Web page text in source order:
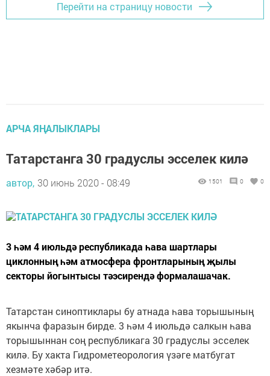
Перейти на страницу новости
АРЧА ЯҢАЛЫКЛАРЫ
Татарстанга 30 градуслы эсселек килә
автор, 30 июнь 2020 - 08:49 1501 0 0
3 һәм 4 июльдә республикада һава шартлары
циклонның һәм атмосфера фронтларының җылы
секторы йогынтысы тәэсирендә формалашачак.
Татарстан синоптиклары бу атнада һава торышының
якынча фаразын бирде. 3 һәм 4 июльдә салкын һава
торышыннан соң республикага 30 градуслы эсселек
килә. Бу хакта Гидрометеорология үзәге матбугат
хезмәте хәбәр итә.